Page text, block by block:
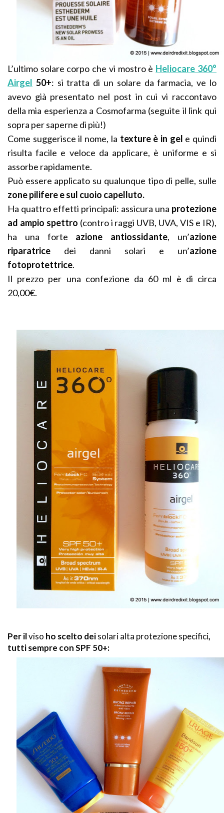
L’ultimo solare corpo che vi mostro è Heliocare 360°
Airgel 50+: si tratta di un solare da farmacia, ve lo
avevo già presentato nel post in cui vi raccontavo
della mia esperienza a Cosmofarma (seguite il link qui
sopra per saperne di più!)
Come suggerisce il nome, la texture è in gel e quindi
risulta facile e veloce da applicare, è uniforme e si
assorbe rapidamente.
Può essere applicato su qualunque tipo di pelle, sulle
zone pilifere e sul cuoio capelluto.
Ha quattro effetti principali: assicura una protezione
ad ampio spettro (contro i raggi UVB, UVA, VIS e IR),
ha una forte azione antiossidante, un’azione
riparatrice dei danni solari e un’azione
fotoprotettrice.
Il prezzo per una confezione da 60 ml è di circa
20,00€.
Per ilviso ho scelto deisolari alta protezione specifici,
tutti sempre con SPF 50+: